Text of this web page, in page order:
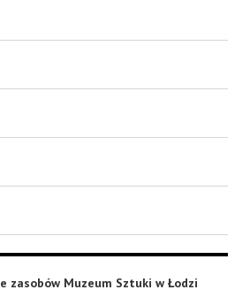
zasobów Muzeum Sztuki w Łodzi